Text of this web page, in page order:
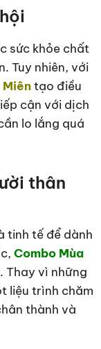
sức khỏe chất
Tuy nhiên, với
Miêntạo điều
cận với dịch
lo lắng quá
thân
tinh tế để dành
Combo Mùa
Thay vì những
liệu trình chăm
thành và